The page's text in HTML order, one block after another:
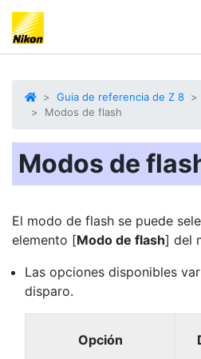
Guia de referencia de Z 8
Modos de flash
Modos de
El modo de flash se puede
elemento [Modo de flash] del
Las opciones disponibles
disparo.
Opción